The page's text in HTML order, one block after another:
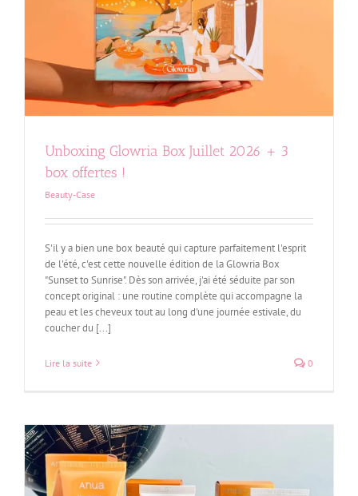
Unboxing Glowria Box Juillet 2026 + 3
box offertes !
Beauty-Case
S'il y a bien une box beauté qui capture parfaitement l'esprit
de l'été, c'est cette nouvelle édition de la Glowria Box
"Sunset to Sunrise". Dès son arrivée, j'ai été séduite par son
concept original : une routine complète qui accompagne la
peau et les cheveux tout au long d'une journée estivale, du
coucher du [...]
Lire la suite 0